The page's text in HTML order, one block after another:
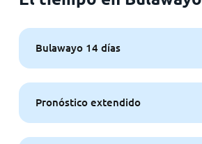
Bulawayo 14 días
Pronóstico extendido